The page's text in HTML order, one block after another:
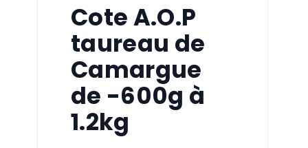
Cote A.O.P
taureau de
Camargue
de -600g à
1.2kg